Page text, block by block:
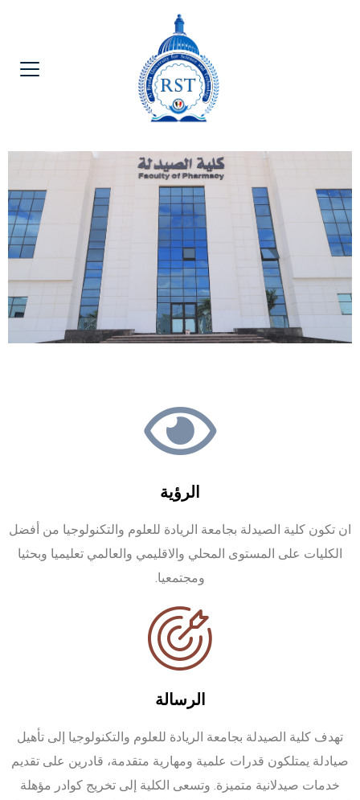
الرؤية
ان تكون كلية الصيدلة بجامعة الريادة للعلوم والتكنولوجيا من أفضل
الكليات على المستوى المحلي والاقليمي والعالمي تعليميا وبحثيا
ومجتمعيا.
الرسالة
تهدف كلية الصيدلة بجامعة الريادة للعلوم والتكنولوجيا إلى تأهيل
صيادلة يمتلكون قدرات علمية ومهارية متقدمة، قادرين على تقديم
خدمات صيدلانية متميزة. وتسعى الكلية إلى تخريج كوادر مؤهلة